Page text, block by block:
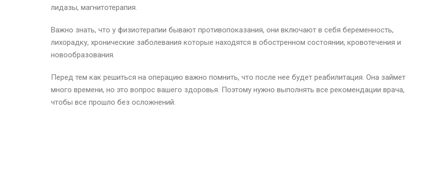
лидазы, магнитотерапия.
Важно знать, что у физиотерапии бывают противопоказания, они включают в себя беременность,
лихорадку, хронические заболевания которые находятся в обостренном состоянии, кровотечения и
новообразования.
Перед тем как решиться на операцию важно помнить, что после нее будет реабилитация. Она займет
много времени, но это вопрос вашего здоровья. Поэтому нужно выполнять все рекомендации врача,
чтобы все прошло без осложнений.